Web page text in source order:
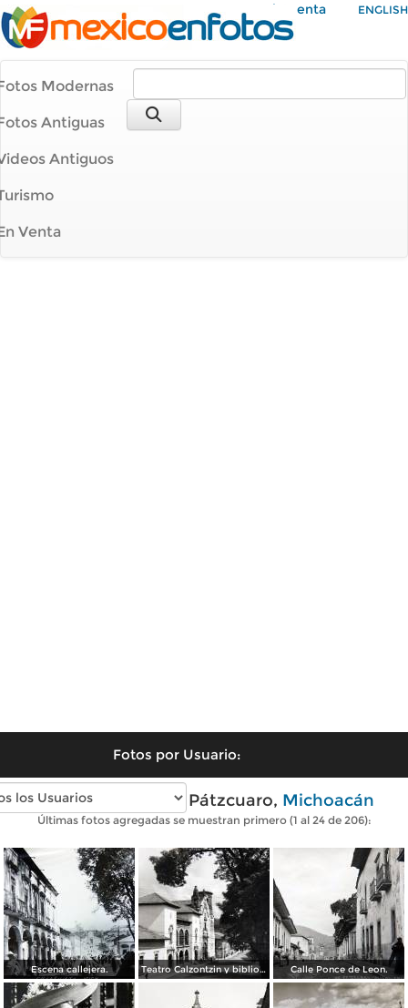
Mi Cuenta ENGLISH
Modernas
Antiguas
Antiguos
Venta
Fotos por Usuario:
Fotos antiguas de Pátzcuaro, Michoacán
Últimas fotos agregadas se muestran primero (1 al 24 de 206):
Escena callejera. Teatro Calzontzin y biblioteca publica. Calle Ponce de Leon.